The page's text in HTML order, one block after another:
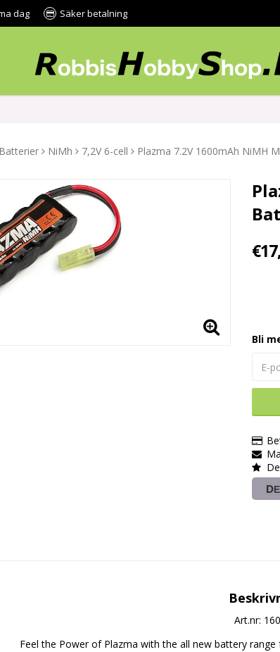
dag Säker betalning
Batterier NiMh 7,2V 6-cell Plazma 7.2V 1600mAh NiMH
Bli
Art.nr:
Feel the Power of Plazma with the all new battery range